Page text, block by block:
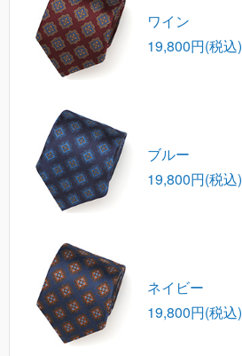
ワイン
19,800円(税込)
ブルー
19,800円(税込)
ネイビー
19,800円(税込)